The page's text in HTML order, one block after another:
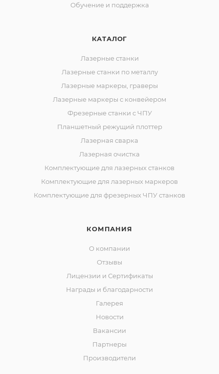
Обучение и поддержка
КАТАЛОГ
Лазерные станки
Лазерные станки по металлу
Лазерные маркеры, граверы
Лазерные маркеры с конвейером
Фрезерные станки с ЧПУ
Планшетный режущий плоттер
Лазерная сварка
Лазерная очистка
Комплектующие для лазерных станков
Комплектующие для лазерных маркеров
Комплектующие для фрезерных ЧПУ станков
КОМПАНИЯ
О компании
Отзывы
Лицензии и Сертификаты
Награды и благодарности
Галерея
Новости
Вакансии
Партнеры
Производители